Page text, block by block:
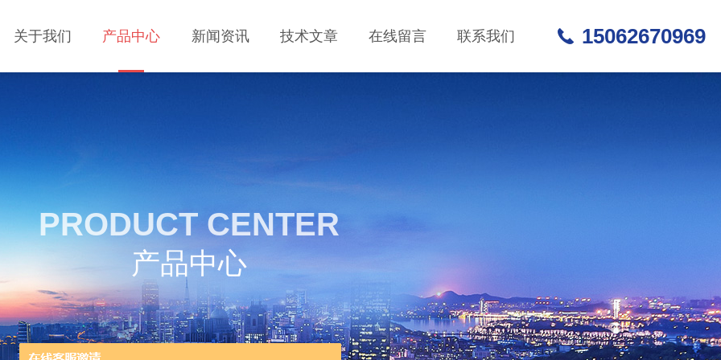
关于我们 产品中心 新闻资讯 技术文章 在线留言 联系我们 15062670969
PRODUCT CENTER
产品中心